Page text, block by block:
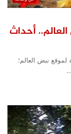
أحداث
نبض العالم؛